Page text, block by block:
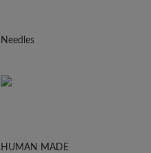
Needles
HUMAN MADE